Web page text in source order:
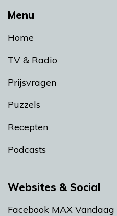
Menu
Home
TV & Radio
Prijsvragen
Puzzels
Recepten
Podcasts
Websites & Social
Facebook MAX Vandaag